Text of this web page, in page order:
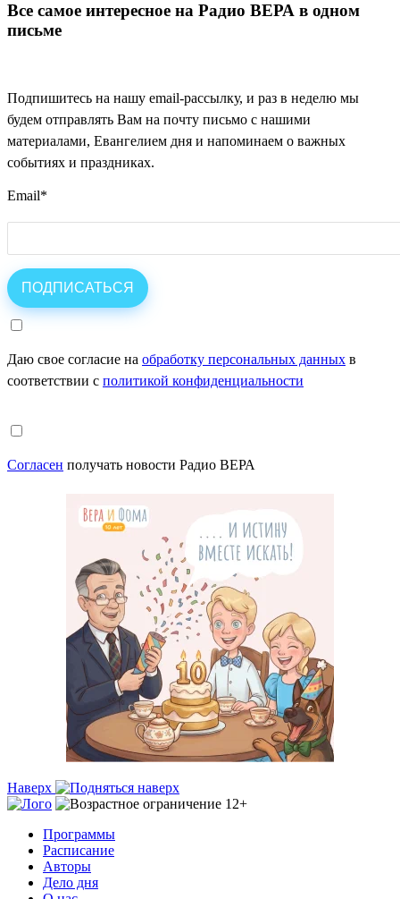
Все самое интересное на Радио ВЕРА в одном
письме
Подпишитесь на нашу email-рассылку, и раз в неделю мы
будем отправлять Вам на почту письмо с нашими
материалами, Евангелием дня и напоминаем о важных
событиях и праздниках.
Email*
Даю свое согласие на обработку персональных данных в
соответствии с политикой конфиденциальности
Согласен получать новости Радио ВЕРА
Наверх
Программы
Расписание
Авторы
Дело дня